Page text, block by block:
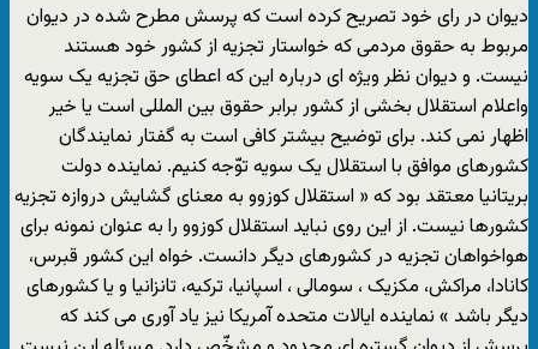
دیوان در رای خود تصریح کرده است که پرسش مطرح شده در دیوان
مربوط به حقوق مردمی که خواستار تجزیه از کشور خود هستند
نیست. و دیوان نظر ویژه ای درباره این که اعطای حق تجزیه یک سویه
واعلام استقلال بخشی از کشور برابر حقوق بین المللی است یا خیر
اظهار نمی کند. برای توضیح بیشتر کافی است به گفتار نمایندگان
کشورهای موافق با استقلال یک سویه توّجه کنیم. نماینده دولت
بریتانیا معتقد بود که « استقلال کوزوو به معنای گشایش دروازه تجزیه
کشورها نیست. از این روی نباید استقلال کوزوو را به عنوان نمونه برای
هواخواهان تجزیه در کشورهای دیگر دانست. خواه این کشور قبرس،
کانادا، مراکش، مکزیک ، سومالی ، اسپانیا، ترکیه، تانزانیا و یا کشورهای
دیگر باشد » نماینده ایالات متحده آمریکا نیز یاد آوری می کند که